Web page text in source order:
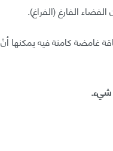
الفارغ (الفراغ).
غامضة كامنة فيه يمكنها أنْ